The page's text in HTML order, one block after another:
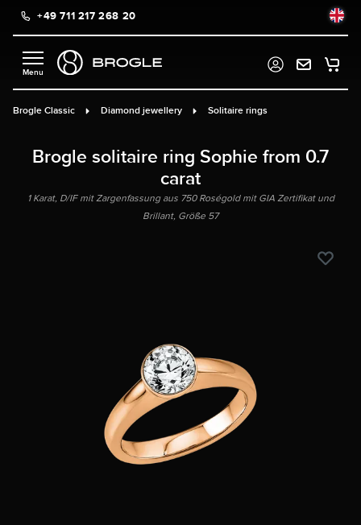
content+49 711 217 268 20
Brogle Classic Diamond jewellery Solitaire rings
Brogle solitaire ring Sophie from 0.7
carat
1 Karat, D/IF mit Zargenfassung aus 750 Roségold mit GIA Zertifikat und
Brillant, Größe 57